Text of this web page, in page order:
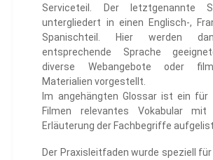
Serviceteil. Der letztgenannte
untergliedert in einen Englisch-,
Spanischteil. Hier werden
entsprechende Sprache
diverse Webangebote oder
Materialien vorgestellt.
Im angehängten Glossar ist ein
Filmen relevantes Vokabular mit
Erläuterung der Fachbegriffe
Der Praxisleitfaden wurde speziell